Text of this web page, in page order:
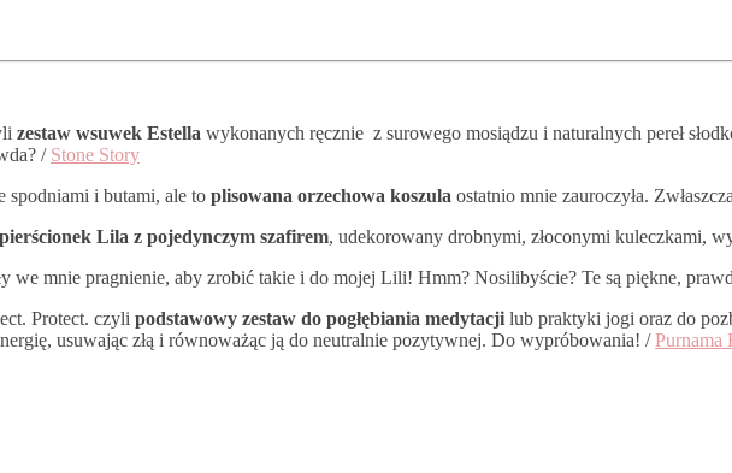
zestaw wsuwek Estella wykonanych ręcznie z surowego mosiądzu i naturalnych pereł
/ Stone Story
spodniami i butami, ale to plisowana orzechowa koszula ostatnio mnie zauroczyła.
pierścionek Lila z pojedynczym szafirem, udekorowany drobnymi, złoconymi kuleczkami,
we mnie pragnienie, aby zrobić takie i do mojej Lili! Hmm? Nosilibyście? Te są piękne,
Protect. czyli podstawowy zestaw do pogłębiania medytacji lub praktyki jogi oraz do
usuwając złą i równoważąc ją do neutralnie pozytywnej. Do wypróbowania! /Purnama